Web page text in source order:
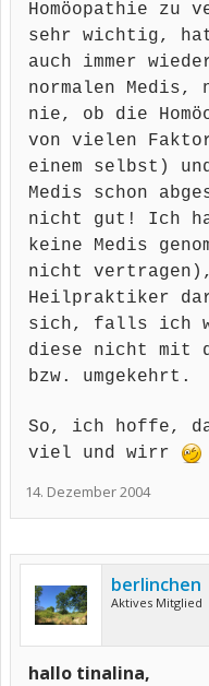
Homöopathie zu
sehr wichtig,
auch immer
normalen Medis,
nie, ob die
von vielen
einem selbst)
Medis schon
nicht gut! Ich
keine Medis
nicht
Heilpraktiker
sich, falls ich
diese nicht mit
bzw. umgekehrt.
So, ich hoffe,
viel und wirr
14. Dezember 2004
berlinchen
Aktives Mitglied
hallo tinalina,